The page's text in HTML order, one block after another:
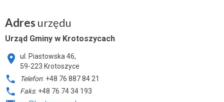
Adres urzędu
Urząd Gminy w Krotoszycach
ul. Piastowska 46,
59-223 Krotoszyce
Telefon: +48 76 887 84 21
Faks: +48 76 74 34 193